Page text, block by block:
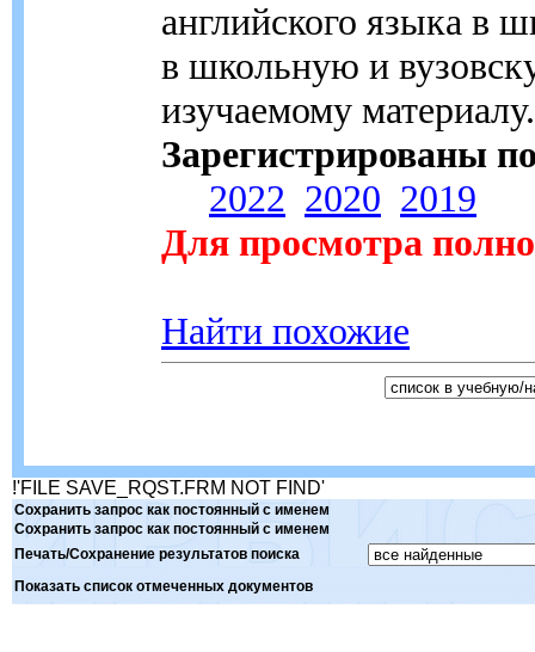
английского языка в
в школьную и
изучаемому материалу.
Зарегистрированы
2022 2020 2019
Для просмотра
Найти похожие
!'FILE SAVE_RQST.FRM NOT FIND'
Сохранить запрос как постоянный с именем
Сохранить запрос как постоянный с именем
Печать/Сохранение результатов поиска
Показать список отмеченных документов